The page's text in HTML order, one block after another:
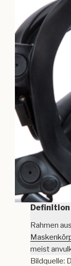
Definition
Rahmen
meist
Bildquelle: